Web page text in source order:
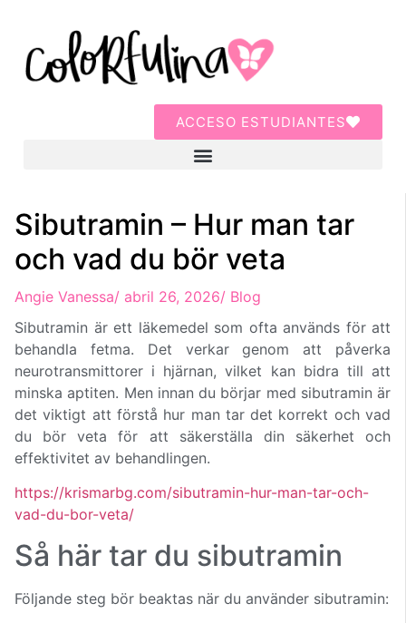
ACCESO ESTUDIANTES
Sibutramin – Hur man tar
och vad du bör veta
Angie Vanessa/ abril 26, 2026/ Blog
Sibutramin är ett läkemedel som ofta används för att
behandla fetma. Det verkar genom att påverka
neurotransmittorer i hjärnan, vilket kan bidra till att
minska aptiten. Men innan du börjar med sibutramin är
det viktigt att förstå hur man tar det korrekt och vad
du bör veta för att säkerställa din säkerhet och
effektivitet av behandlingen.
https://krismarbg.com/sibutramin-hur-man-tar-och-
vad-du-bor-veta/
Så här tar du sibutramin
Följande steg bör beaktas när du använder sibutramin: